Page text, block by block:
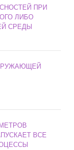
ПРИ
ЛИБО
СРЕДЫ
ВСЕ